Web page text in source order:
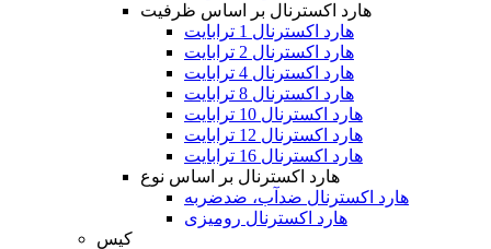
هارد اکسترنال بر اساس ظرفیت
هارد اکسترنال 1 ترابایت
هارد اکسترنال 2 ترابایت
هارد اکسترنال 4 ترابایت
هارد اکسترنال 8 ترابایت
هارد اکسترنال 10 ترابایت
هارد اکسترنال 12 ترابایت
هارد اکسترنال 16 ترابایت
هارد اکسترنال بر اساس نوع
هارد اکسترنال ضدآب، ضدضربه
هارد اکسترنال رومیزی
کیس